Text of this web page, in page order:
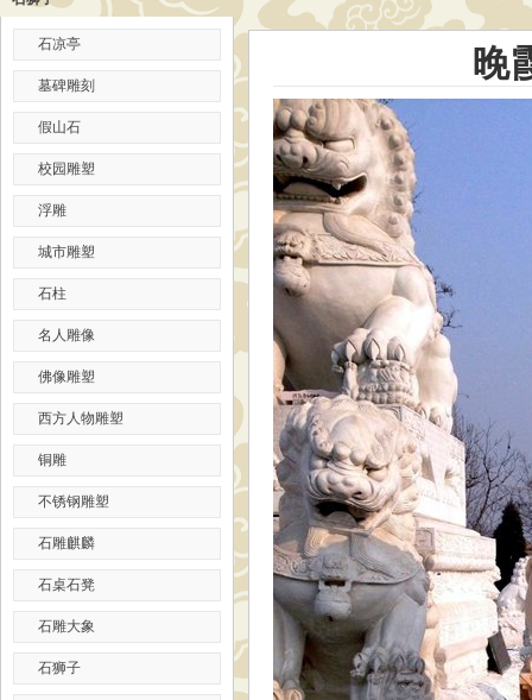
石凉亭
墓碑雕刻
假山石
校园雕塑
浮雕
城市雕塑
石柱
名人雕像
佛像雕塑
西方人物雕塑
铜雕
不锈钢雕塑
石雕麒麟
石桌石凳
石雕大象
石狮子
晚